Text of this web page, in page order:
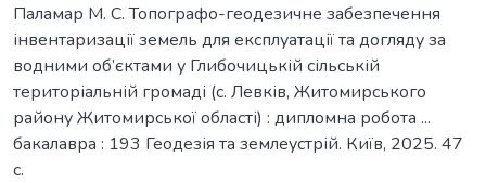
Паламар М. С. Топографо-геодезичне забезпечення
інвентаризації земель для експлуатації та догляду за
водними об’єктами у Глибочицькій сільській
територіальній громаді (с. Левків, Житомирського
району Житомирської області) : дипломна робота ...
бакалавра : 193 Геодезія та землеустрій. Київ, 2025. 47
с.